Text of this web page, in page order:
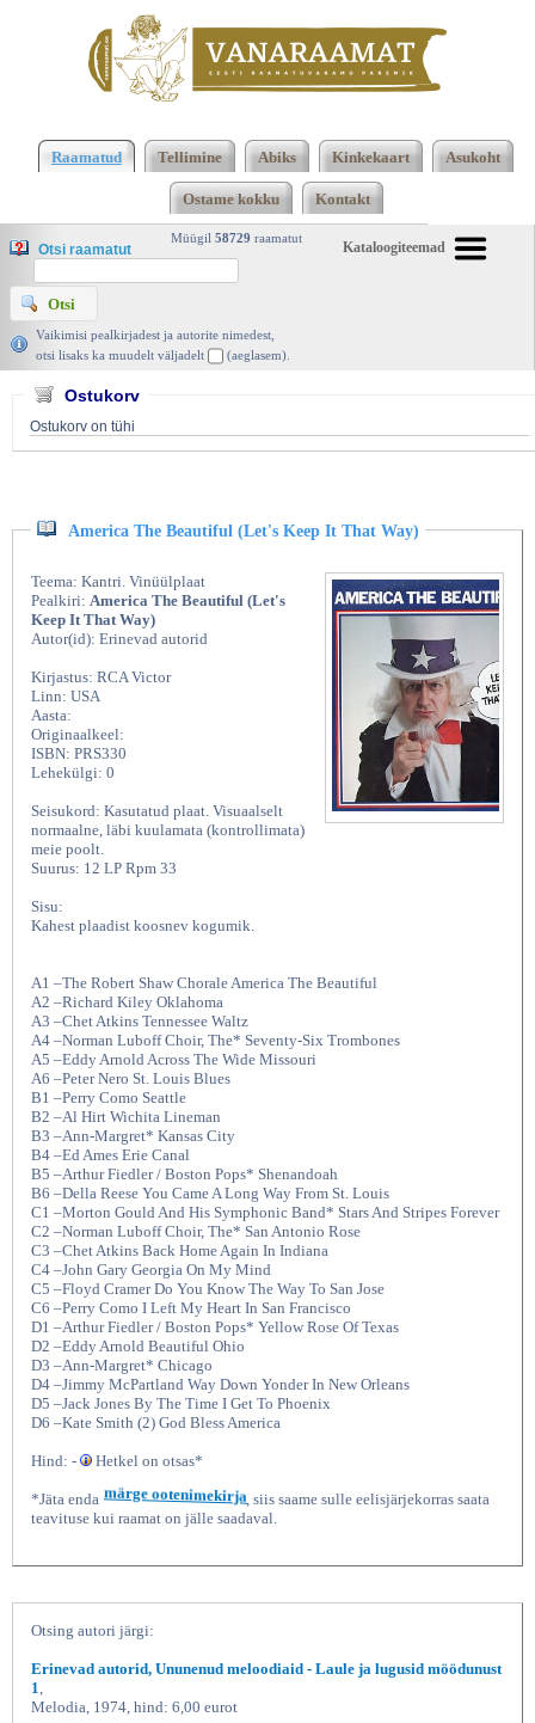
America The Beautiful (Let's
Beautiful (Let's Keep It That Way), Erinevad
autorid, RCA Victor | vanaraamat. ee
Raamatud Tellimine Abiks Kinkekaart Asukoht
Ostame kokku Kontakt
Kataloogiteemad
Müügil 58729 raamatut
Otsi raamatut
Vaikimisi pealkirjadest ja autorite nimedest,
otsi lisaks ka muudelt väljadelt
(aeglasem).
Ostukorv
Ostukorv on tühi
America The Beautiful (Let's Keep It That Way)
Teema: Kantri. Vinüülplaat
Pealkiri: America The Beautiful (Let's
Keep It That Way)
Autor(id): Erinevad autorid
Kirjastus: RCA Victor
Linn: USA
Aasta:
Originaalkeel:
ISBN: PRS330
Lehekülgi: 0
Seisukord: Kasutatud plaat. Visuaalselt
normaalne, läbi kuulamata (kontrollimata)
meie poolt.
Suurus: 12 LP Rpm 33
Sisu:
Kahest plaadist koosnev kogumik.
A1 –The Robert Shaw Chorale America The Beautiful
A2 –Richard Kiley Oklahoma
A3 –Chet Atkins Tennessee Waltz
A4 –Norman Luboff Choir, The* Seventy-Six Trombones
A5 –Eddy Arnold Across The Wide Missouri
A6 –Peter Nero St. Louis Blues
B1 –Perry Como Seattle
B2 –Al Hirt Wichita Lineman
B3 –Ann-Margret* Kansas City
B4 –Ed Ames Erie Canal
B5 –Arthur Fiedler / Boston Pops* Shenandoah
B6 –Della Reese You Came A Long Way From St. Louis
C1 –Morton Gould And His Symphonic Band* Stars And Stripes Forever
C2 –Norman Luboff Choir, The* San Antonio Rose
C3 –Chet Atkins Back Home Again In Indiana
C4 –John Gary Georgia On My Mind
C5 –Floyd Cramer Do You Know The Way To San Jose
C6 –Perry Como I Left My Heart In San Francisco
D1 –Arthur Fiedler / Boston Pops* Yellow Rose Of Texas
D2 –Eddy Arnold Beautiful Ohio
D3 –Ann-Margret* Chicago
D4 –Jimmy McPartland Way Down Yonder In New Orleans
D5 –Jack Jones By The Time I Get To Phoenix
D6 –Kate Smith (2) God Bless America
Hind: - Hetkel on otsas*
*Jäta enda märge ootenimekirja, siis saame sulle eelisjärjekorras saata
teavituse kui raamat on jälle saadaval.
Otsing autori järgi:
Erinevad autorid, Ununenud meloodiaid - Laule ja lugusid möödunust
1,
Melodia, 1974, hind: 6,00 eurot